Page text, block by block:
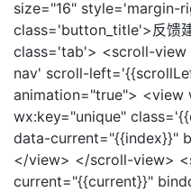
size="16"
class='button_title'>反
class='tab'> <scroll-
nav' scroll-
animation="true"> <view
wx:key="unique"
data-current="{{index}}"
</view> </scroll-view>
current="{{current}}"